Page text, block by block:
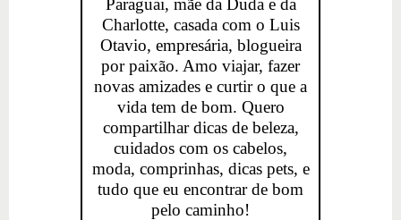
Paraguai, mãe da Duda e da
Charlotte, casada com o Luis
Otavio, empresária, blogueira
por paixão. Amo viajar, fazer
novas amizades e curtir o que a
vida tem de bom. Quero
compartilhar dicas de beleza,
cuidados com os cabelos,
moda, comprinhas, dicas pets, e
tudo que eu encontrar de bom
pelo caminho!